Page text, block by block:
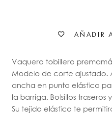
AÑADIR
Vaquero tobillero
Modelo de corte ajustado.
ancha en punto elástico
la barriga. Bolsillos
Su tejido elástico te